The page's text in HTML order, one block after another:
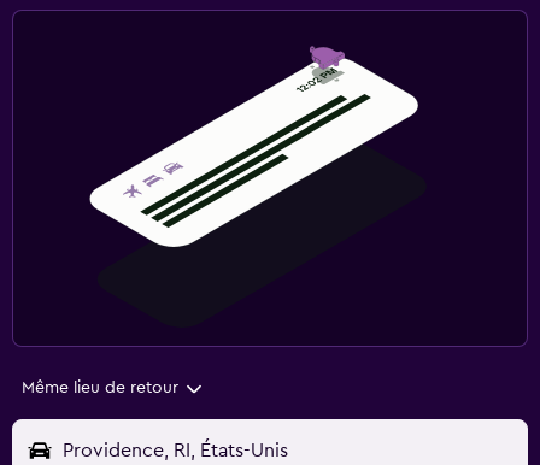
Même lieu de retour
Providence, RI, États-Unis